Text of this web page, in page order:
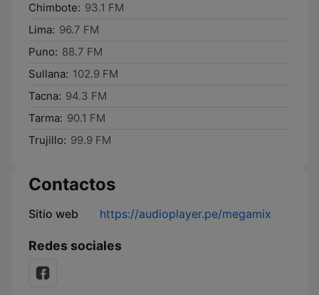
Chimbote: 93.1 FM
Lima: 96.7 FM
Puno: 88.7 FM
Sullana: 102.9 FM
Tacna: 94.3 FM
Tarma: 90.1 FM
Trujillo: 99.9 FM
Contactos
Sitio web https://audioplayer.pe/megamix
Redes sociales